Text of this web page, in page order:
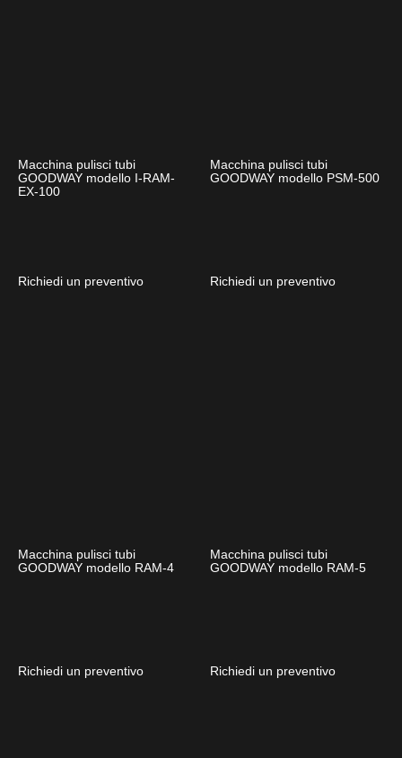
Macchina pulisci tubi
GOODWAY modello I-RAM-
EX-100
Richiedi un preventivo
Macchina pulisci tubi
GOODWAY modello PSM-500
Richiedi un preventivo
Macchina pulisci tubi
GOODWAY modello RAM-4
Richiedi un preventivo
Macchina pulisci tubi
GOODWAY modello RAM-5
Richiedi un preventivo